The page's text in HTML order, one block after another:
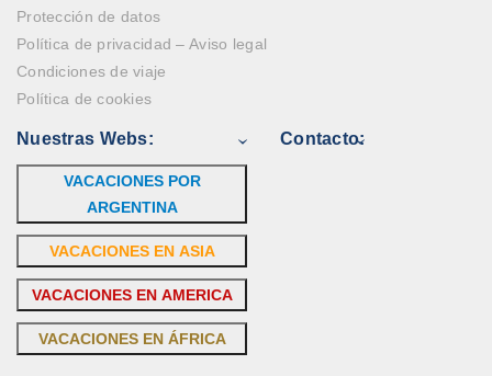
Protección de datos
Política de privacidad – Aviso legal
Condiciones de viaje
Política de cookies
Nuestras Webs:
VACACIONES POR
ARGENTINA
VACACIONES EN ASIA
VACACIONES EN AMERICA
VACACIONES EN ÁFRICA
Contacto: